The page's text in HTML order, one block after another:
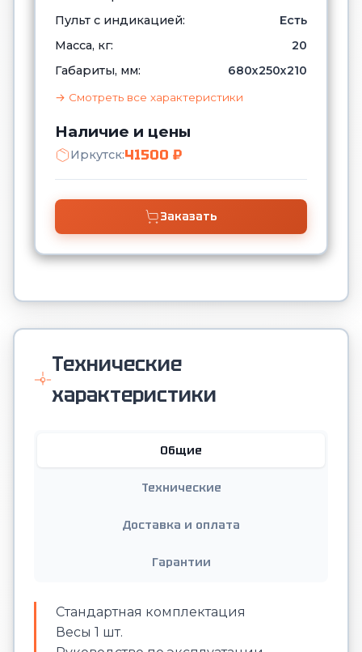
Пульт с индикацией:
Есть
Масса, кг:
20
Габариты, мм:
680x250x210
→ Смотреть все характеристики
Наличие и цены
Иркутск:41500 ₽
Заказать
Технические
характеристики
Общие
Технические
Доставка и оплата
Гарантии
Стандартная комплектация
Весы 1 шт.